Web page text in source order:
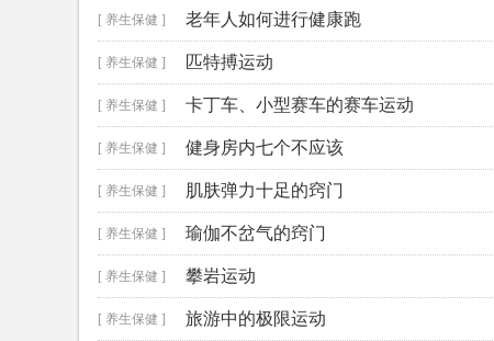
[ 养生保健 ] 老年人如何进行健康跑
[ 养生保健 ] 匹特搏运动
[ 养生保健 ] 卡丁车、小型赛车的赛车运动
[ 养生保健 ] 健身房内七个不应该
[ 养生保健 ] 肌肤弹力十足的窍门
[ 养生保健 ] 瑜伽不岔气的窍门
[ 养生保健 ] 攀岩运动
[ 养生保健 ] 旅游中的极限运动